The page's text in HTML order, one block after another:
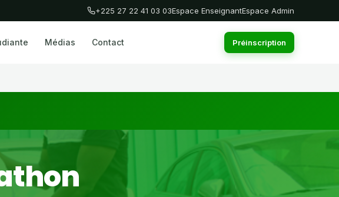
+225 27 22 41 03 03Espace EnseignantEspace Admin
Médias Contact Préinscription